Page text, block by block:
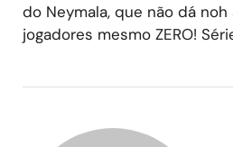
do Neymala, que não dá
jogadores mesmo ZERO!